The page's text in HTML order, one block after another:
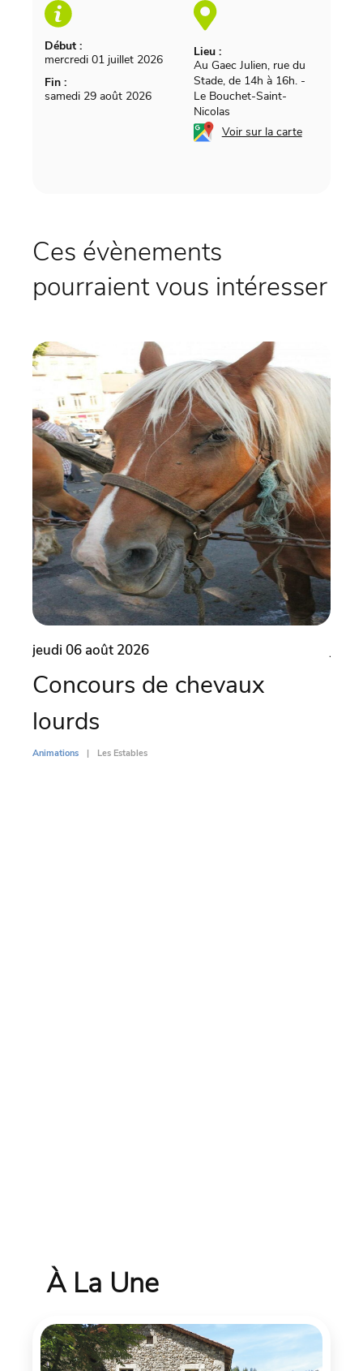
Début :
mercredi 01 juillet 2026
Fin :
samedi 29 août 2026
Lieu :
Au Gaec Julien, rue du
Stade, de 14h à 16h. -
Le Bouchet-Saint-
Nicolas
Voir sur la carte
Ces évènements
pourraient vous intéresser
jeudi 06 août 2026
Concours de chevaux
lourds
Animations Les Estables
À La Une